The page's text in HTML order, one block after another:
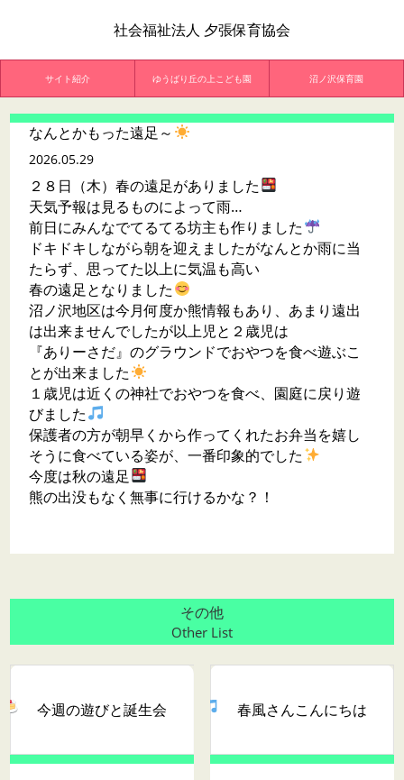
社会福祉法人 夕張保育協会
サイト紹介 ゆうばり丘の上こども園 沼ノ沢保育園
なんとかもった遠足～
2026.05.29
２８日（木）春の遠足がありました
天気予報は見るものによって雨…
前日にみんなでてるてる坊主も作りました
ドキドキしながら朝を迎えましたがなんとか雨に当
たらず、思ってた以上に気温も高い
春の遠足となりました
沼ノ沢地区は今月何度か熊情報もあり、あまり遠出
は出来ませんでしたが以上児と２歳児は
『ありーさだ』のグラウンドでおやつを食べ遊ぶこ
とが出来ました
１歳児は近くの神社でおやつを食べ、園庭に戻り遊
びました
保護者の方が朝早くから作ってくれたお弁当を嬉し
そうに食べている姿が、一番印象的でした
今度は秋の遠足
熊の出没もなく無事に行けるかな？！
その他
Other List
今週の遊びと誕生会 春風さんこんにちは